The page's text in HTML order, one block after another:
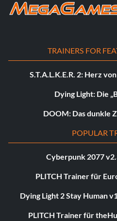
TRAINERS FOR
S.T.A.L.K.E.R. 2: Herz
Dying Light: Die
DOOM: Das dunkle
POPULAR
Cyberpunk 2077
PLITCH Trainer für
Dying Light 2 Stay Human
PLITCH Trainer für